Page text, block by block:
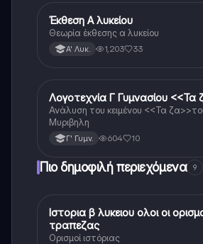
Νέα Ελληνικά
Έκθεση Α λυκείου
Θεωρία έκθεσης α λυκείου
Α' Λυκ. 1,203 33
Νέα Ελληνικά
Λογοτεχνία Γ Γυμνασίου <<Τα
Ανάλυση του κειμένου <<Τα
Μυριβηλη
Γ' Γυμν. 604 10
Πιο δημοφιλή περιεχόμενα 9
Ιστορία
Ιστορια β λυκειου ολοι οι
τραπεζας
Ορισμοί ιστόριας